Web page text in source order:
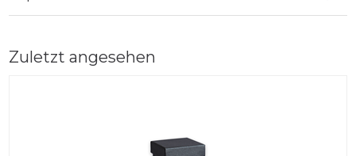
Zuletzt angesehen